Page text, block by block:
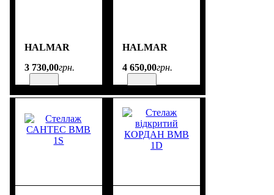
HALMAR
3 730,00грн.
HALMAR
4 650,00грн.